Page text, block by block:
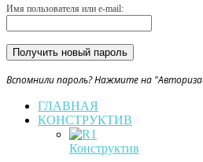
Имя пользователя или e-mail:
Вспомнили пароль? Нажмите на
ГЛАВНАЯ
КОНСТРУКТИВ
Конструктив